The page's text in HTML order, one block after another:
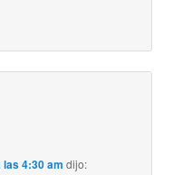
las 4:30 am dijo: